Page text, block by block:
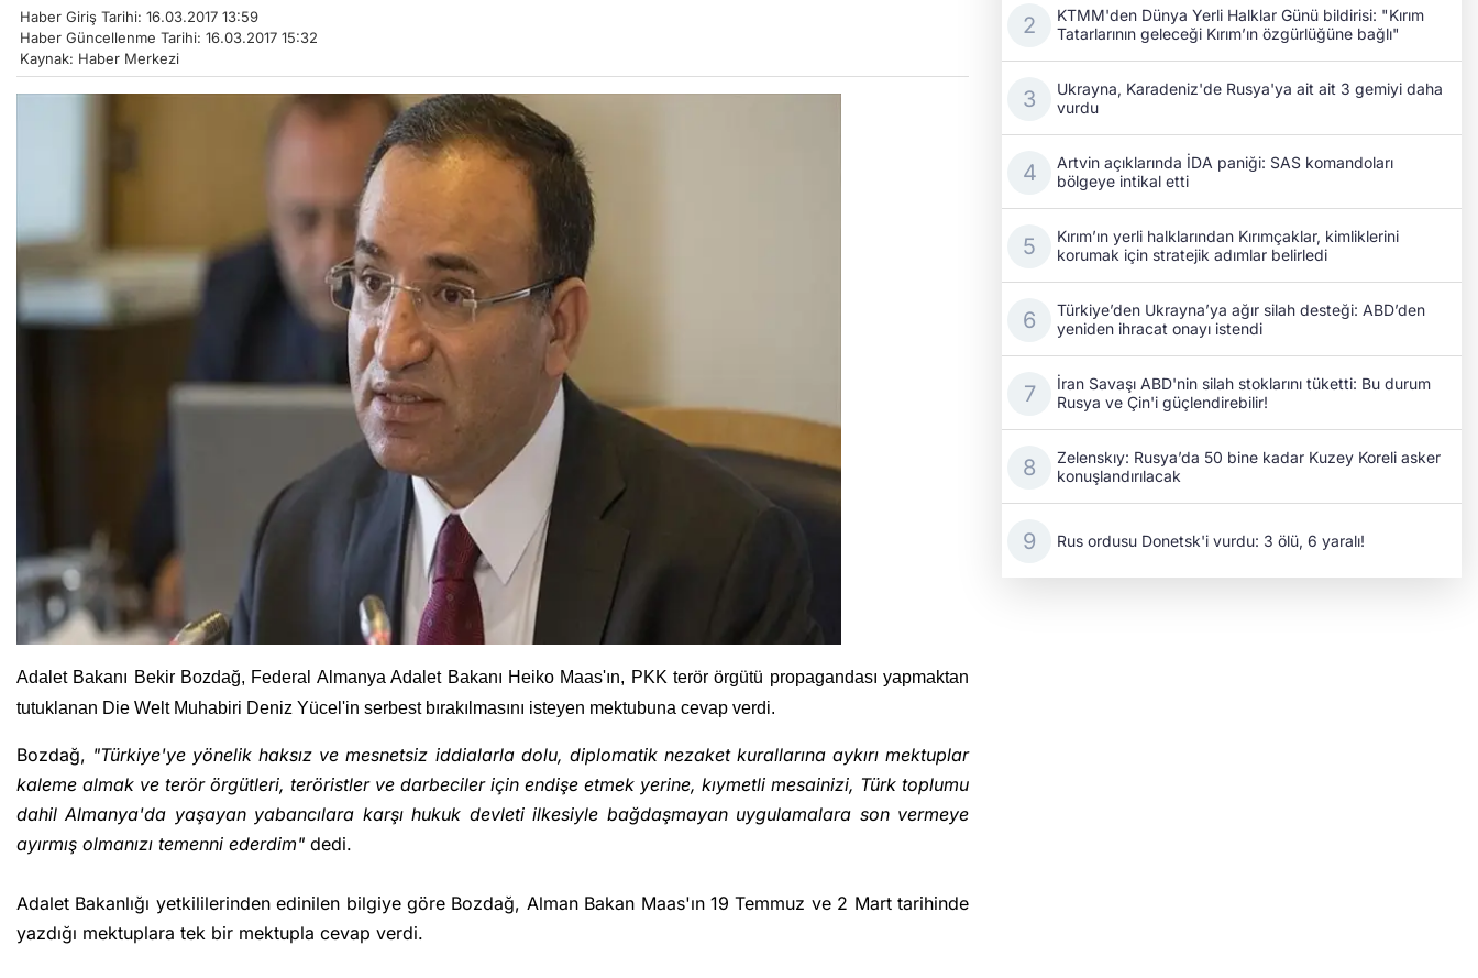
Haber Giriş Tarihi: 16.03.2017 13:59
Haber Güncellenme Tarihi: 16.03.2017 15:32
Kaynak: Haber Merkezi
Adalet Bakanı Bekir Bozdağ, Federal Almanya Adalet Bakanı Heiko Maas'ın, PKK terör örgütü propagandası yapmaktan
tutuklanan Die Welt Muhabiri Deniz Yücel'in serbest bırakılmasını isteyen mektubuna cevap verdi.
Bozdağ, "Türkiye'ye yönelik haksız ve mesnetsiz iddialarla dolu, diplomatik nezaket kurallarına aykırı mektuplar
kaleme almak ve terör örgütleri, teröristler ve darbeciler için endişe etmek yerine, kıymetli mesainizi, Türk toplumu
dahil Almanya'da yaşayan yabancılara karşı hukuk devleti ilkesiyle bağdaşmayan uygulamalara son vermeye
ayırmış olmanızı temenni ederdim" dedi.
Adalet Bakanlığı yetkililerinden edinilen bilgiye göre Bozdağ, Alman Bakan Maas'ın 19 Temmuz ve 2 Mart tarihinde
yazdığı mektuplara tek bir mektupla cevap verdi.
KTMM'den Dünya Yerli Halklar Günü bildirisi: "Kırım
Tatarlarının geleceği Kırım’ın özgürlüğüne bağlı"
Ukrayna, Karadeniz'de Rusya'ya ait ait 3 gemiyi daha
vurdu
Artvin açıklarında İDA paniği: SAS komandoları
bölgeye intikal etti
Kırım’ın yerli halklarından Kırımçaklar, kimliklerini
korumak için stratejik adımlar belirledi
Türkiye’den Ukrayna’ya ağır silah desteği: ABD’den
yeniden ihracat onayı istendi
İran Savaşı ABD'nin silah stoklarını tüketti: Bu durum
Rusya ve Çin'i güçlendirebilir!
Zelenskıy: Rusya’da 50 bine kadar Kuzey Koreli asker
konuşlandırılacak
Rus ordusu Donetsk'i vurdu: 3 ölü, 6 yaralı!